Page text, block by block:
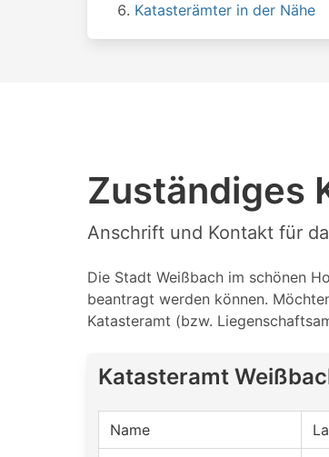
Katasterämter in der Nähe
Zuständiges
Anschrift und Kontakt für
Die Stadt Weißbach im schönen
beantragt werden können.
Katasteramt (bzw.
Katasteramt
Name